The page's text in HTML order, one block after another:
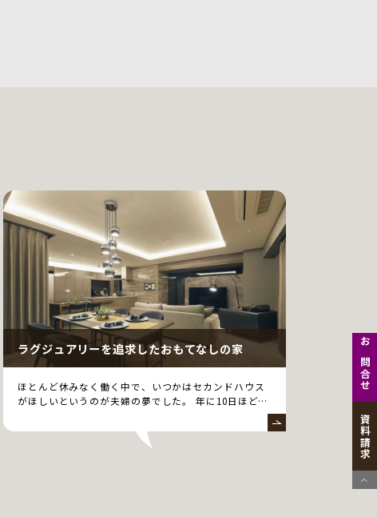
ラグジュアリーを追求したおもてなしの家
ほとんど休みなく働く中で、いつかはセカンドハウス
がほしいというのが夫婦の夢でした。 年に10日ほど
お問合せ
資料請求